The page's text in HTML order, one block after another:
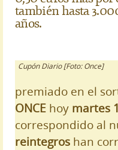
también hasta
años.
Cupón Diario [Foto: Once]
premiado en el
ONCE hoy martes
correspondido al
reintegros han